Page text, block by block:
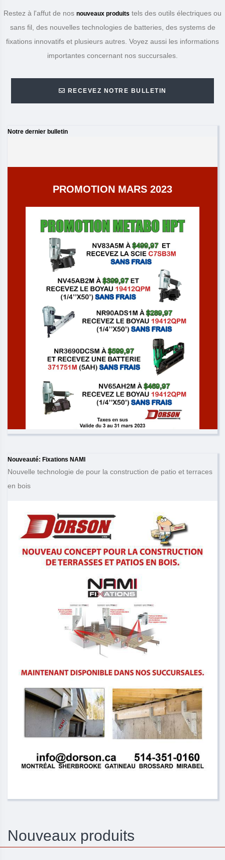
Restez à l'affut de nos nouveaux produits tels des outils électriques ou
sans fil, des nouvelles technologies de batteries, des systems de
fixations innovatifs et plusieurs autres. Voyez aussi les informations
importantes concernant nos succursales.
RECEVEZ NOTRE BULLETIN
Notre dernier bulletin
Nouveauté: Fixations NAMI
Nouvelle technologie de pour la construction de patio et terraces
en bois
Nouveaux produits